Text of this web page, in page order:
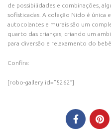
de possibilidades e combinações,
sofisticadas. A coleção Nido é única
autocolantes e murais são um
quarto das crianças, criando um
para diversão e relaxamento do bebê.
Confira:
[robo-gallery id=”5262″]